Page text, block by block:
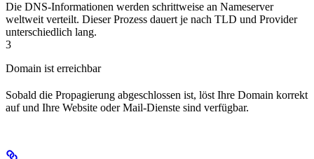
Die DNS-Informationen werden schrittweise an Nameserver
weltweit verteilt. Dieser Prozess dauert je nach TLD und Provider
unterschiedlich lang.
3
Domain ist erreichbar
Sobald die Propagierung abgeschlossen ist, löst Ihre Domain korrekt
auf und Ihre Website oder Mail-Dienste sind verfügbar.